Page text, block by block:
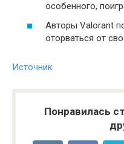
особенного,
Авторы Valorant
оторваться от
Источник
Понравилась